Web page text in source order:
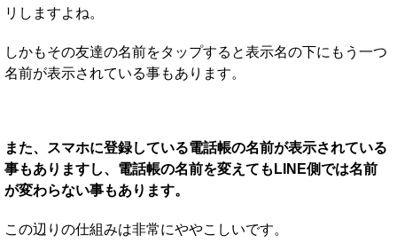
リしますよね。
しかもその友達の名前をタップすると表示名の下にもう一つ
名前が表示されている事もあります。
また、スマホに登録している電話帳の名前が表示されている
事もありますし、電話帳の名前を変えてもLINE側では名前
が変わらない事もあります。
この辺りの仕組みは非常にややこしいです。